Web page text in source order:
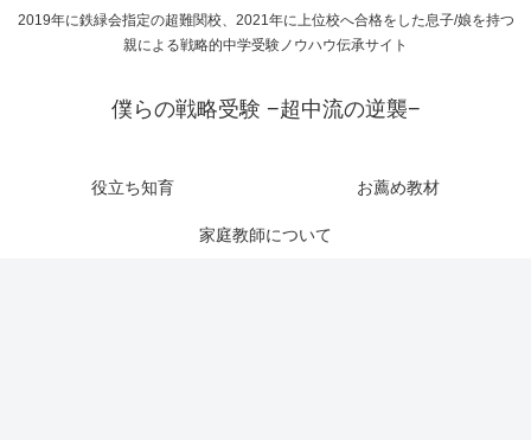
2019年に鉄緑会指定の超難関校、2021年に上位校へ合格をした息子/娘を持つ
親による戦略的中学受験ノウハウ伝承サイト
僕らの戦略受験 −超中流の逆襲−
役立ち知育 お薦め教材
家庭教師について